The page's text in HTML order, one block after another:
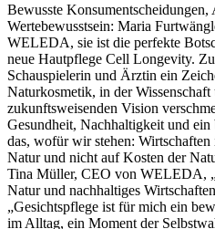
Bewusste Konsumentscheidungen,
Wertebewusstsein: Maria
WELEDA, sie ist die perfekte
neue Hautpflege Cell Longevity.
Schauspielerin und Ärztin ein
Naturkosmetik, in der
zukunftsweisenden Vision
Gesundheit, Nachhaltigkeit und ein
das, wofür wir stehen:
Natur und nicht auf Kosten der
Tina Müller, CEO von WELEDA,
Natur und nachhaltiges
„Gesichtspflege ist für mich ein
im Alltag, ein Moment der